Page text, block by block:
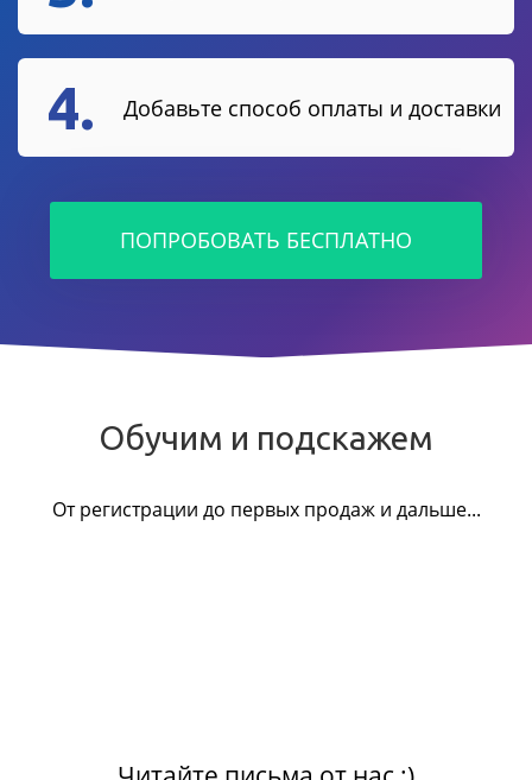
4. Добавьте способ оплаты и доставки
ПОПРОБОВАТЬ БЕСПЛАТНО
Обучим и подскажем
От регистрации до первых продаж и дальше...